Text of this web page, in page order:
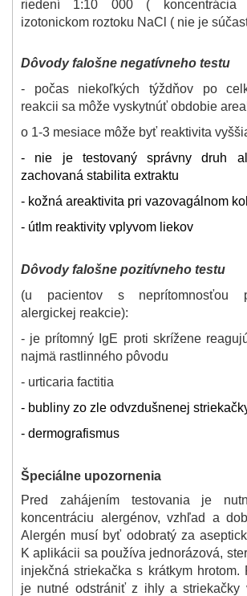
riedení 1:10 000 (
izotonickom roztoku NaCl ( nie je
Dôvody falošne negatívneho testu
- počas niekoľkých týždňov po
reakcii sa môže vyskytnúť obdobie
o 1-3 mesiace môže byť reaktivita
- nie je testovaný správny druh
zachovaná stabilita extraktu
- kožná areaktivita pri vazovagálnom
- útlm reaktivity vplyvom liekov
Dôvody falošne pozitívneho testu
(u pacientov s neprítomnosťou
alergickej reakcie):
- je prítomný IgE proti skrížene
najmä rastlinného pôvodu
- urticaria factitia
- bubliny zo zle odvzdušnenej
- dermografismus
Špeciálne upozornenia
Pred zahájením testovania je
koncentráciu alergénov, vzhľad a
Alergén musí byť odobratý za
K aplikácii sa používa jednorázová,
injekčná striekačka s krátkym hrotom.
je nutné odstrániť z ihly a striekačky